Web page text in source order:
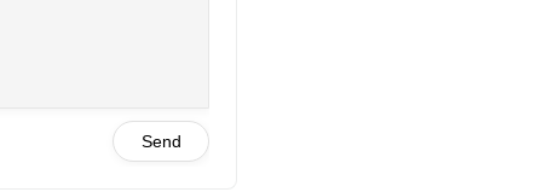
Send